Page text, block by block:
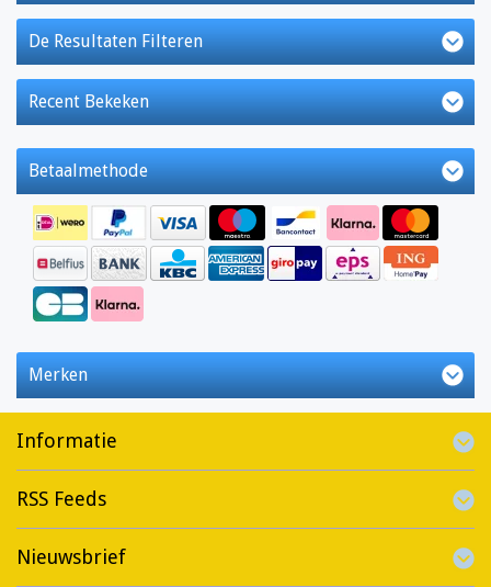
De Resultaten Filteren
Recent Bekeken
Betaalmethode
Merken
Informatie
RSS Feeds
Nieuwsbrief